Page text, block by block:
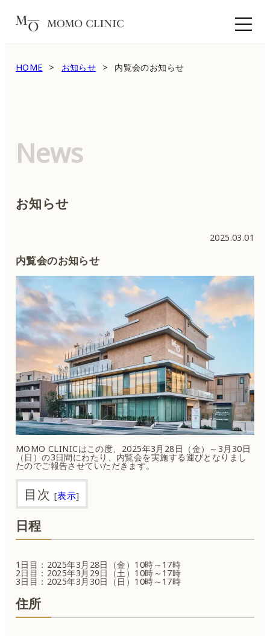
HOME お知らせ 内覧会のお知らせ
News
お知らせ
2025.03.01
内覧会のお知らせ
MOMO CLINICはこの度、2025年3月28日（金）～3月30日
（日）の3日間にわたり、内覧会を実施する運びとなりまし
たのでご報告させていただきます。
目次 [表示]
日程
1日目：2025年3月28日（金）10時～17時
2日目：2025年3月29日（土）10時～17時
3日目：2025年3月30日（日）10時～17時
住所